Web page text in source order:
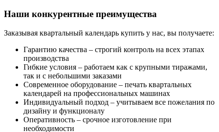
Наши конкурентные преимущества
Заказывая квартальный календарь купить у нас, вы получаете:
Гарантию качества – строгий контроль на всех этапах
производства
Гибкие условия – работаем как с крупными тиражами,
так и с небольшими заказами
Современное оборудование – печать квартальных
календарей на профессиональных машинах
Индивидуальный подход – учитываем все пожелания по
дизайну и функционалу
Оперативность – срочное изготовление при
необходимости